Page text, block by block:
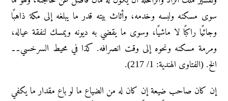
سوى مسكنه ولبسه وخدمه، وأثاث بيته قدر ما يبلغه إلى مكة ذاهبًا
وجائيًا راكبًا لا ماشيًا، وسوى ما يقضي به ديونه ويمسك لنفقة عياله،
ومرمة مسكنه ونحوه إلى وقت انصرافه. كذا في محيط السرخسي۔۔
الخ. (الفتاوى الهندية: 1/ 217).
إن كان صاحب ضيعة إن كان له من الضياع ما لو باع مقدار ما يكفي